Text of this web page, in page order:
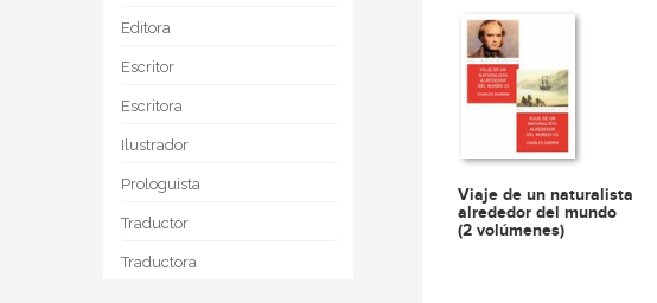
Editora
Escritor
Escritora
Ilustrador
Prologuista
Traductor
Traductora
Viaje de un naturalista
alrededor del mundo
(2 volúmenes)